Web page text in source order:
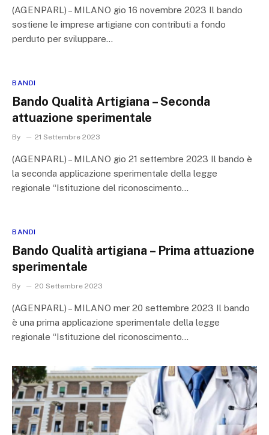
(AGENPARL) – MILANO gio 16 novembre 2023 Il bando
sostiene le imprese artigiane con contributi a fondo
perduto per sviluppare…
BANDI
Bando Qualità Artigiana – Seconda
attuazione sperimentale
By 21 Settembre 2023
(AGENPARL) – MILANO gio 21 settembre 2023 Il bando è
la seconda applicazione sperimentale della legge
regionale “Istituzione del riconoscimento…
BANDI
Bando Qualità artigiana – Prima attuazione
sperimentale
By 20 Settembre 2023
(AGENPARL) – MILANO mer 20 settembre 2023 Il bando
è una prima applicazione sperimentale della legge
regionale “Istituzione del riconoscimento…